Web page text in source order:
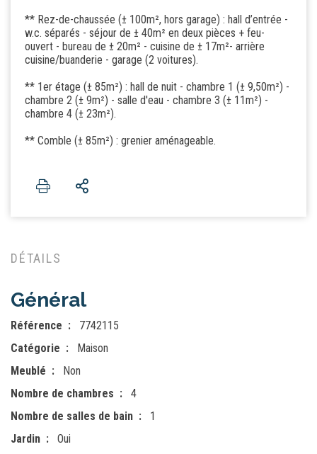
** Rez-de-chaussée (± 100m², hors garage) : hall d’entrée -
w.c. séparés - séjour de ± 40m² en deux pièces + feu-
ouvert - bureau de ± 20m² - cuisine de ± 17m²- arrière
cuisine/buanderie - garage (2 voitures).
** 1er étage (± 85m²) : hall de nuit - chambre 1 (± 9,50m²) -
chambre 2 (± 9m²) - salle d'eau - chambre 3 (± 11m²) -
chambre 4 (± 23m²).
** Comble (± 85m²) : grenier aménageable.
DÉTAILS
Général
Référence
7742115
Catégorie
Maison
Meublé
Non
Nombre de chambres
4
Nombre de salles de bain
1
Jardin
Oui